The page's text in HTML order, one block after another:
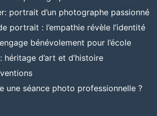
portrait d’un photographe passionné
portrait : l’empathie révèle l’identité
bénévolement pour l’école
héritage d’art et d’histoire
une séance photo professionnelle ?